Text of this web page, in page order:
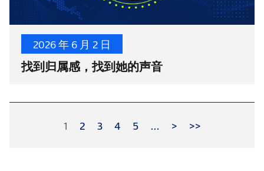
2026 年 6 月 2 日
找到归属感，找到她的声音
1 2 3 4 5 … > >>